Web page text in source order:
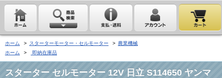
ホーム > スターターモーター・セルモーター > 農業機械
ホーム
> 即納在庫品
スターター セルモーター 12V 日立 S114650 ヤンマ